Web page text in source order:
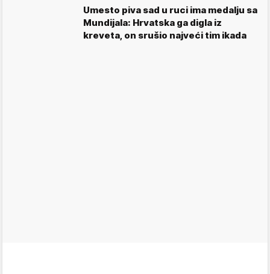
Umesto piva sad u ruci ima medalju sa
Mundijala: Hrvatska ga digla iz
kreveta, on srušio najveći tim ikada